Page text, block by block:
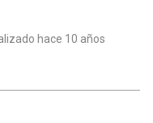
hace 10 años